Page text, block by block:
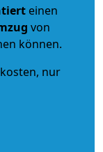
einen
von
können.
nur